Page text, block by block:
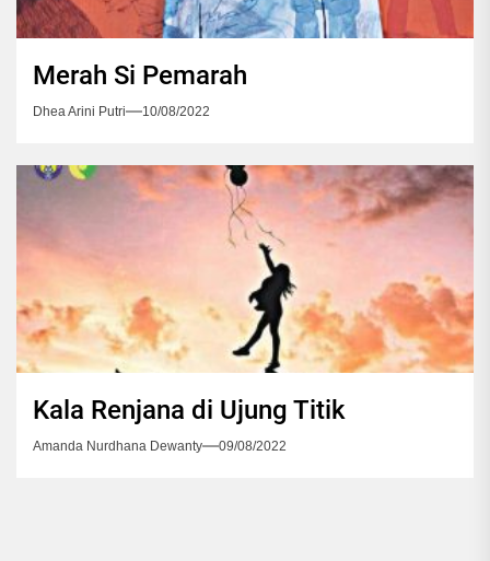
Merah Si Pemarah
Dhea Arini Putri 10/08/2022
Kala Renjana di Ujung Titik
Amanda Nurdhana Dewanty 09/08/2022